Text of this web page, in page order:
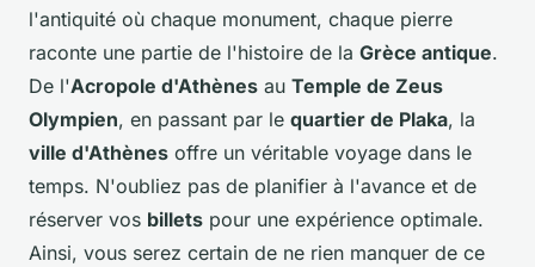
l'antiquité où chaque monument, chaque pierre
raconte une partie de l'histoire de la Grèce antique.
De l'Acropole d'Athènes au Temple de Zeus
Olympien, en passant par le quartier de Plaka, la
ville d'Athènes offre un véritable voyage dans le
temps. N'oubliez pas de planifier à l'avance et de
réserver vos billets pour une expérience optimale.
Ainsi, vous serez certain de ne rien manquer de ce